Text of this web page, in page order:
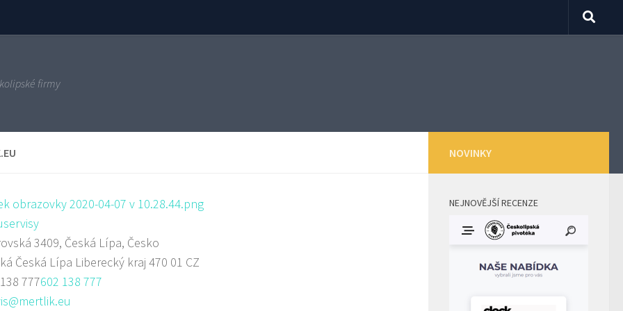
firmy
3409, Česká Lípa, Česko
Česká Lípa Liberecký kraj 470 01 CZ
777602 138 777
NOVINKY
NEJNOVĚJŠÍ RECENZE